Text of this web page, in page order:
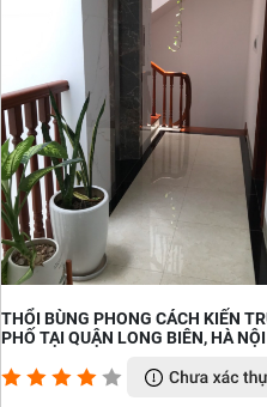
THỔI BÙNG PHONG CÁCH KIẾN
PHỐ TẠI QUẬN LONG BIÊN, HÀ NỘI